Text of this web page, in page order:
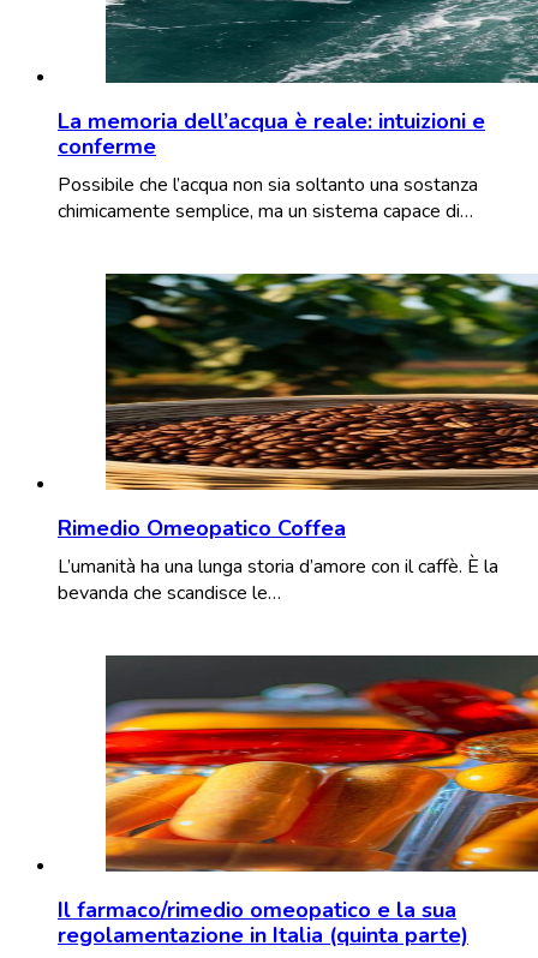
La memoria dell’acqua è reale: intuizioni e
conferme
Possibile che l’acqua non sia soltanto una sostanza
chimicamente semplice, ma un sistema capace di…
Rimedio Omeopatico Coffea
L’umanità ha una lunga storia d’amore con il caffè. È la
bevanda che scandisce le…
Il farmaco/rimedio omeopatico e la sua
regolamentazione in Italia (quinta parte)